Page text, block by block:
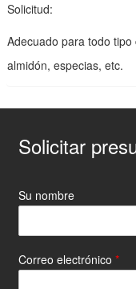
Solicitud:
Adecuado para todo
almidón, especias, etc.
Solicitar
Su nombre
Correo electrónico *